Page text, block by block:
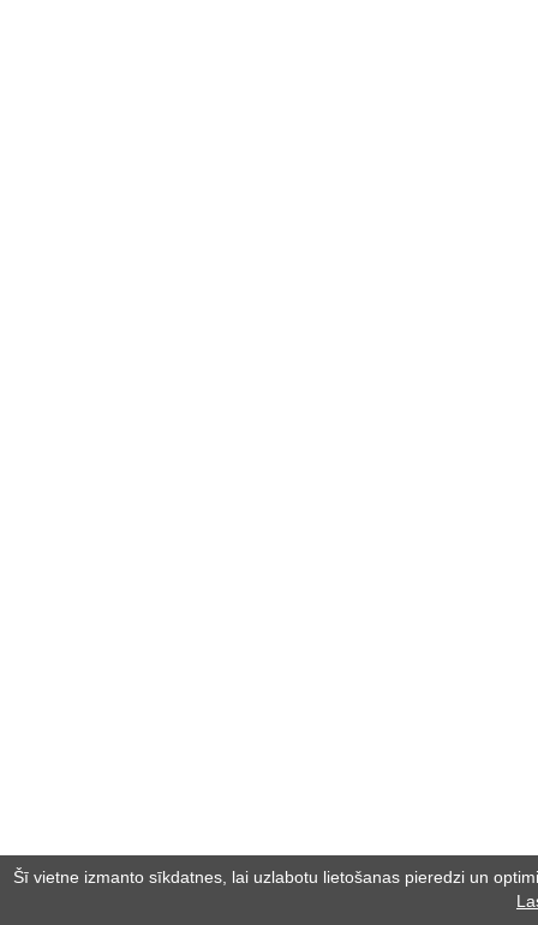
Šī vietne izmanto sīkdatnes, lai uzlabotu lietošanas pieredzi un